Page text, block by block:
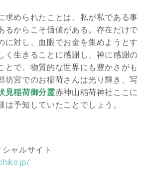
求められたことは、私が私である事
るからこそ価値がある。存在だけで
に対し、血眼でお金を集めようとす
く生きることに感謝し、神に感謝の
とで、物質的な世界にも豊かさがも
坊宮でのお稲荷さんは光り輝き、写
見稲荷御分霊赤神山稲荷神社ここに
は予知していたことでしょう。
ャルサイト